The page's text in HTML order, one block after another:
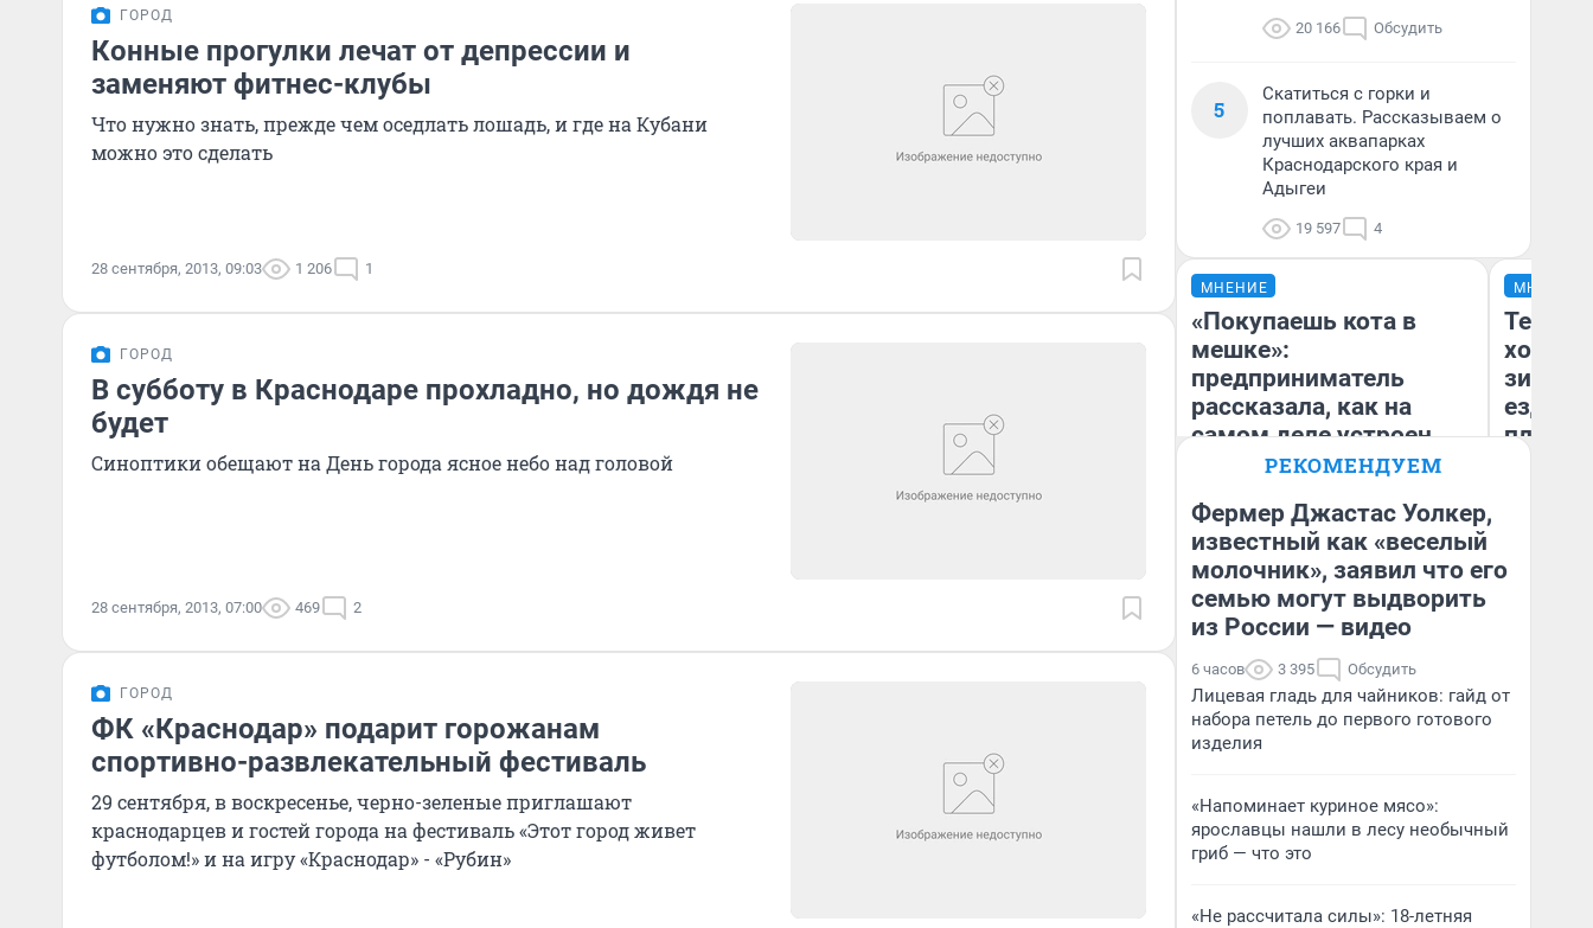
ГОРОД
Конные прогулки лечат от депрессии и
заменяют фитнес-клубы
Что нужно знать, прежде чем оседлать лошадь, и где на Кубани
можно это сделать
28 сентября, 2013, 09:03 1 206 1
ГОРОД
В субботу в Краснодаре прохладно, но дождя не
будет
Синоптики обещают на День города ясное небо над головой
28 сентября, 2013, 07:00 469 2
ГОРОД
ФК «Краснодар» подарит горожанам
спортивно-развлекательный фестиваль
29 сентября, в воскресенье, черно-зеленые приглашают
краснодарцев и гостей города на фестиваль «Этот город живет
футболом!» и на игру «Краснодар» - «Рубин»
20 166 Обсудить
5
Скатиться с горки и
поплавать. Рассказываем о
лучших аквапарках
Краснодарского края и
Адыгеи
19 597 4
МНЕНИЕ
«Покупаешь кота в
мешке»:
предприниматель
рассказала, как на
самом деле устроен
бизнес со складами
Наталья Шорохова
Открыла кофейную точку на
деньги соцразвития
МНЕНИЕ
Тепло
зимой.
ездит
плюсы
РЕКОМЕНДУЕМ
Фермер Джастас Уолкер,
известный как «веселый
молочник», заявил что его
семью могут выдворить
из России — видео
6 часов 3 395 Обсудить
Лицевая гладь для чайников: гайд от
набора петель до первого готового
изделия
«Напоминает куриное мясо»:
ярославцы нашли в лесу необычный
гриб — что это
«Не рассчитала силы»: 18-летняя